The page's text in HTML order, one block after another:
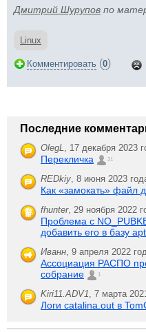
Дмитрий Шурупов по
Linux
Комментировать (0)
Последние
OlegL, 17 декабря 2023
Перекличка 21
REDkiy, 8 июня 2023
Как «замокать» файл
fhunter, 29 ноября 2022
Проблема с
добавить его в базу
Иванн, 9 апреля 2022
Ассоциация РАСПО
собрание
1
Kiri11.ADV1, 7 марта
Логи catalina.out в